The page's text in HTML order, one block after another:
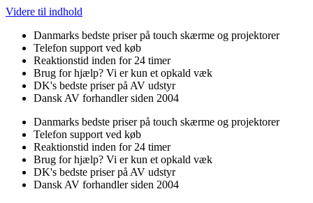
Videre til indhold
Danmarks bedste priser på touch skærme og projektorer
Telefon support ved køb
Reaktionstid inden for 24 timer
Brug for hjælp? Vi er kun et opkald væk
DK's bedste priser på AV udstyr
Dansk AV forhandler siden 2004
Danmarks bedste priser på touch skærme og projektorer
Telefon support ved køb
Reaktionstid inden for 24 timer
Brug for hjælp? Vi er kun et opkald væk
DK's bedste priser på AV udstyr
Dansk AV forhandler siden 2004